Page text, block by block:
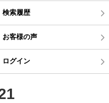
検索履歴
お客様の声
ログイン